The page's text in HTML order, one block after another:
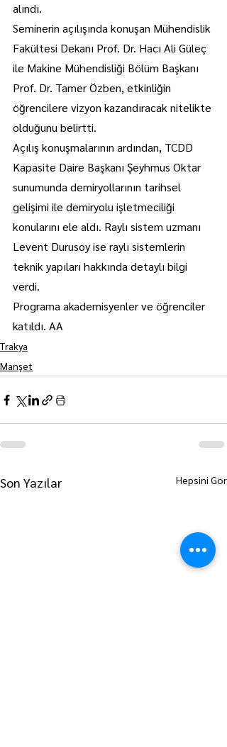
alındı.
Seminerin açılışında konuşan Mühendislik
Fakültesi Dekanı Prof. Dr. Hacı Ali Güleç
ile Makine Mühendisliği Bölüm Başkanı
Prof. Dr. Tamer Özben, etkinliğin
öğrencilere vizyon kazandıracak nitelikte
olduğunu belirtti.
Açılış konuşmalarının ardından, TCDD
Kapasite Daire Başkanı Şeyhmus Oktar
sunumunda demiryollarının tarihsel
gelişimi ile demiryolu işletmeciliği
konularını ele aldı. Raylı sistem uzmanı
Levent Durusoy ise raylı sistemlerin
teknik yapıları hakkında detaylı bilgi
verdi.
Programa akademisyenler ve öğrenciler
katıldı. AA
Trakya
Manşet
Son Yazılar Hepsini Gör